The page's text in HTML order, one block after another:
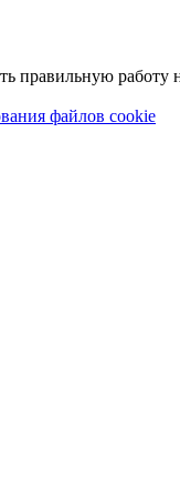
работу
файлов cookie